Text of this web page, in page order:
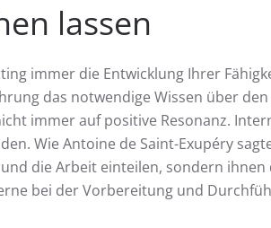
lassen
immer die Entwicklung Ihrer
das notwendige Wissen über
immer auf positive Resonanz.
Wie Antoine de Saint-Exupéry
die Arbeit einteilen, sondern
bei der Vorbereitung und